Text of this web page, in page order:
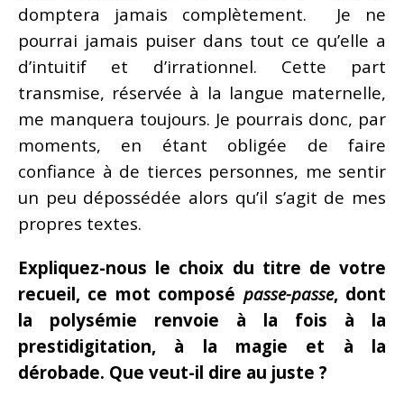
domptera jamais complètement. Je ne
pourrai jamais puiser dans tout ce qu’elle a
d’intuitif et d’irrationnel. Cette part
transmise, réservée à la langue maternelle,
me manquera toujours. Je pourrais donc, par
moments, en étant obligée de faire
confiance à de tierces personnes, me sentir
un peu dépossédée alors qu’il s’agit de mes
propres textes.
Expliquez-nous le choix du titre de votre
recueil, ce mot composé passe-passe, dont
la polysémie renvoie à la fois à la
prestidigitation, à la magie et à la
dérobade. Que veut-il dire au juste ?